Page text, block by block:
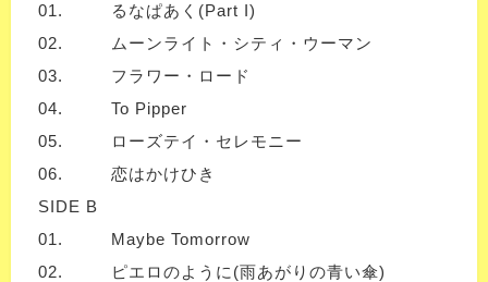
01.
るなぱあく(Part I)
02.
ムーンライト・シティ・ウーマン
03.
フラワー・ロード
04.
To Pipper
05.
ローズテイ・セレモニー
06.
恋はかけひき
SIDE B
01.
Maybe Tomorrow
02.
ピエロのように(雨あがりの青い傘)